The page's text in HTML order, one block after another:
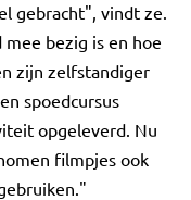
gebracht", vindt ze.
bezig is en hoe
zijn zelfstandiger
spoedcursus
opgeleverd. Nu
filmpjes ook